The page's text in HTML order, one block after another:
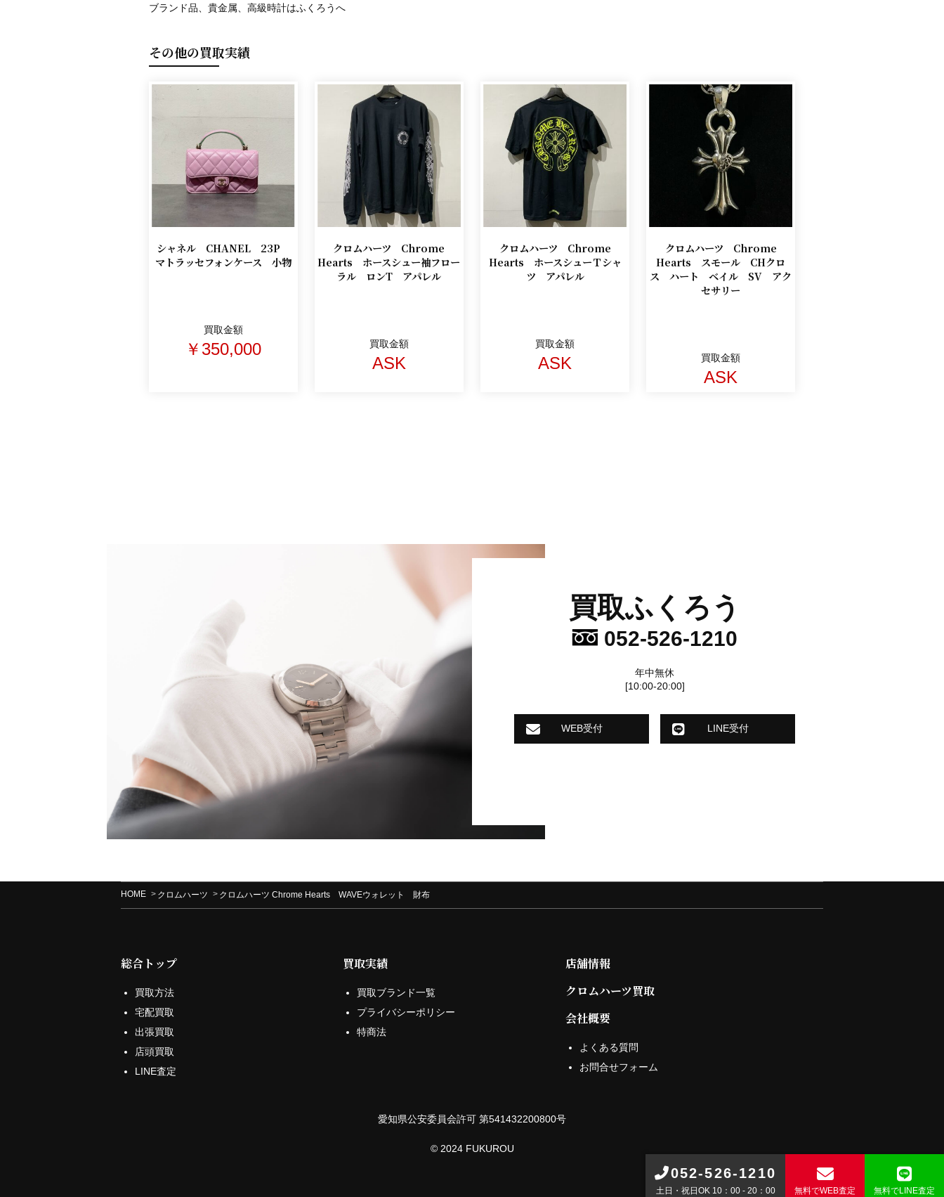
ブランド品、貴金属、高級時計はふくろうへ
その他の買取実績
シャネル CHANEL 23P
マトラッセフォンケース 小物
買取金額
￥350,000
クロムハーツ Chrome
Hearts ホースシュー袖フロー
ラル ロンT アパレル
買取金額
ASK
クロムハーツ Chrome
Hearts ホースシューＴシャ
ツ アパレル
買取金額
ASK
クロムハーツ Chrome
Hearts スモール CHクロ
ス ハート ベイル SV アク
セサリー
買取金額
ASK
買取ふくろう
052-526-1210
年中無休
[10:00-20:00]
WEB受付 LINE受付
HOME クロムハーツ クロムハーツ Chrome Hearts WAVEウォレット 財布
総合トップ
買取方法
宅配買取
出張買取
店頭買取
LINE査定
買取実績
買取ブランド一覧
プライバシーポリシー
特商法
店舗情報
クロムハーツ買取
会社概要
よくある質問
お問合せフォーム
愛知県公安委員会許可 第541432200800号
© 2024 FUKUROU
052-526-1210
土日・祝日OK 10：00 - 20：00 無料でWEB査定 無料でLINE査定